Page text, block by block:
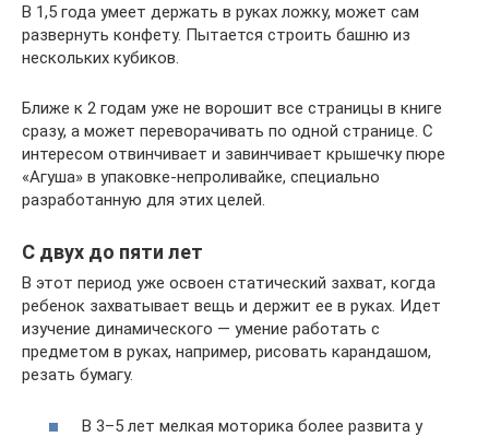
В 1,5 года умеет держать в руках ложку, может сам
развернуть конфету. Пытается строить башню из
нескольких кубиков.
Ближе к 2 годам уже не ворошит все страницы в книге
сразу, а может переворачивать по одной странице. С
интересом отвинчивает и завинчивает крышечку пюре
«Агуша» в упаковке-непроливайке, специально
разработанную для этих целей.
С двух до пяти лет
В этот период уже освоен статический захват, когда
ребенок захватывает вещь и держит ее в руках. Идет
изучение динамического — умение работать с
предметом в руках, например, рисовать карандашом,
резать бумагу.
В 3–5 лет мелкая моторика более развита у